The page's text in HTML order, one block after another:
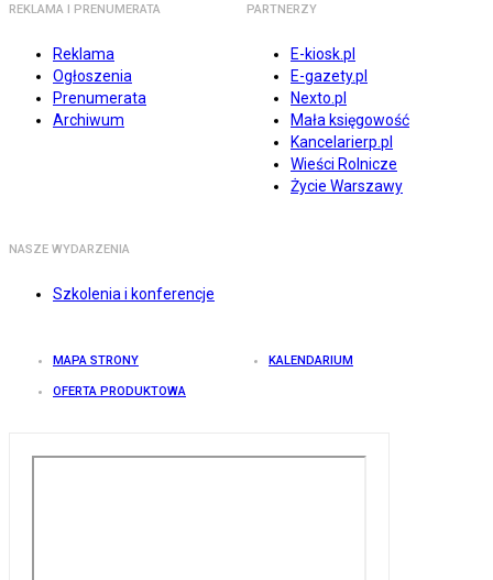
REKLAMA I PRENUMERATA
Reklama
Ogłoszenia
Prenumerata
Archiwum
PARTNERZY
E-kiosk.pl
E-gazety.pl
Nexto.pl
Mała księgowość
Kancelarierp.pl
Wieści Rolnicze
Życie Warszawy
NASZE WYDARZENIA
Szkolenia i konferencje
MAPA STRONY KALENDARIUM
OFERTA PRODUKTOWA